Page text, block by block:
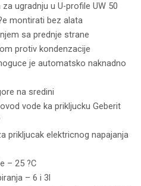
ugradnju u U-profile UW 50
montirati bez alata
sa prednje strane
protiv kondenzacije
je automatsko naknadno
na sredini
vode ka prikljucku Geberit
prikljucak elektricnog napajanja
– 25 ?C
– 6 i 3l